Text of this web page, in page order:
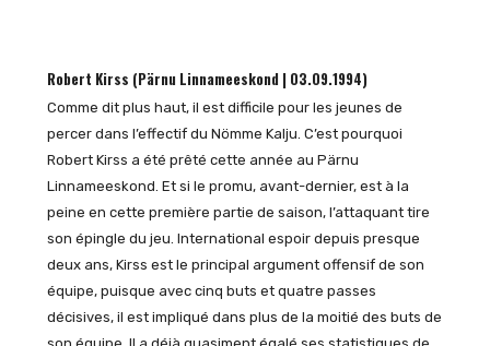
Robert Kirss (Pärnu Linnameeskond | 03.09.1994)
Comme dit plus haut, il est difficile pour les jeunes de
percer dans l’effectif du Nömme Kalju. C’est pourquoi
Robert Kirss a été prêté cette année au Pärnu
Linnameeskond. Et si le promu, avant-dernier, est à la
peine en cette première partie de saison, l’attaquant tire
son épingle du jeu. International espoir depuis presque
deux ans, Kirss est le principal argument offensif de son
équipe, puisque avec cinq buts et quatre passes
décisives, il est impliqué dans plus de la moitié des buts de